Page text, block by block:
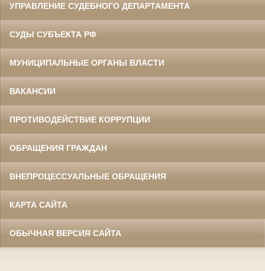
УПРАВЛЕНИЕ СУДЕБНОГО ДЕПАРТАМЕНТА
СУДЫ СУБЪЕКТА РФ
МУНИЦИПАЛЬНЫЕ ОРГАНЫ ВЛАСТИ
ВАКАНСИИ
ПРОТИВОДЕЙСТВИЕ КОРРУПЦИИ
ОБРАЩЕНИЯ ГРАЖДАН
ВНЕПРОЦЕССУАЛЬНЫЕ ОБРАЩЕНИЯ
КАРТА САЙТА
ОБЫЧНАЯ ВЕРСИЯ САЙТА